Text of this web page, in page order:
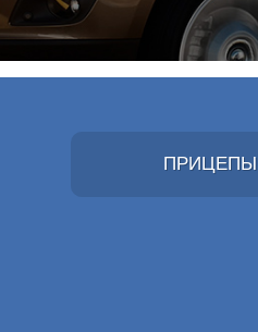
ПРИЦЕПЫ